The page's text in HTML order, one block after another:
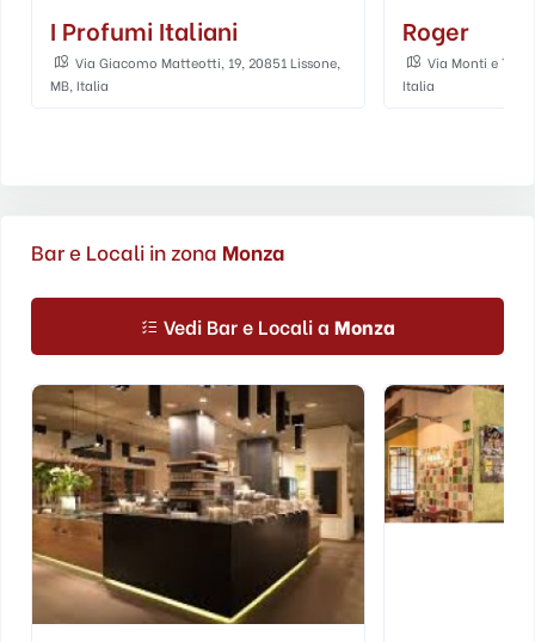
I Profumi Italiani
Via Giacomo Matteotti, 19, 20851 Lissone,
MB, Italia
Roger
Via Monti e
Italia
Bar e Locali in zona Monza
Vedi Bar e Locali a Monza